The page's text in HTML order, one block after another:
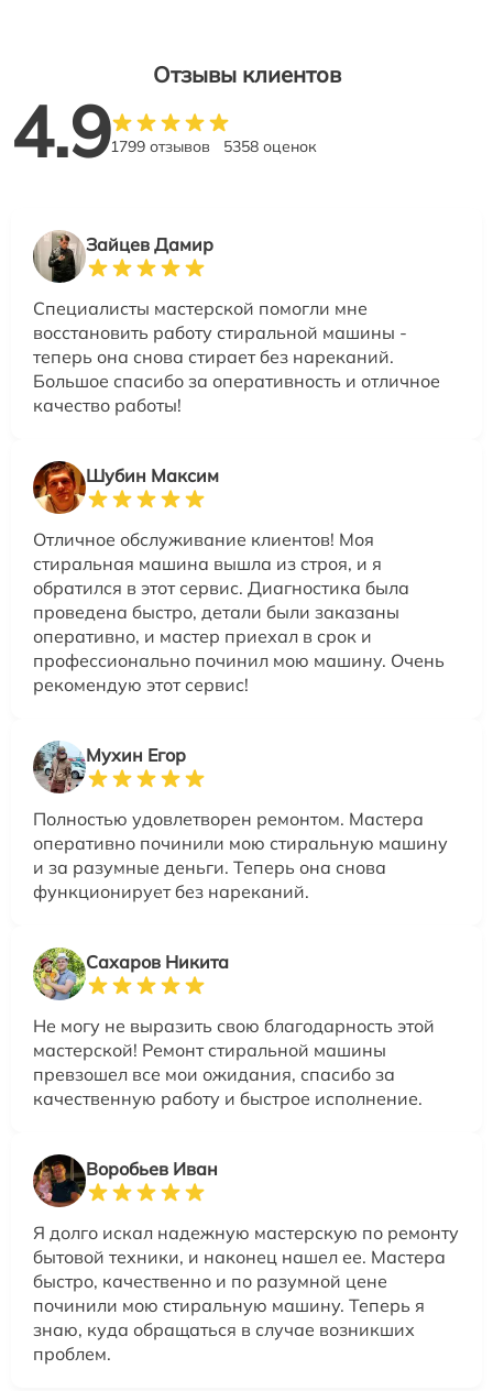
Отзывы клиентов
4.91799 отзывов 5358 оценок
Зайцев Дамир
Специалисты мастерской помогли мне
восстановить работу стиральной машины -
теперь она снова стирает без нареканий.
Большое спасибо за оперативность и отличное
качество работы!
Шубин Максим
Отличное обслуживание клиентов! Моя
стиральная машина вышла из строя, и я
обратился в этот сервис. Диагностика была
проведена быстро, детали были заказаны
оперативно, и мастер приехал в срок и
профессионально починил мою машину. Очень
рекомендую этот сервис!
Мухин Егор
Полностью удовлетворен ремонтом. Мастера
оперативно починили мою стиральную машину
и за разумные деньги. Теперь она снова
функционирует без нареканий.
Сахаров Никита
Не могу не выразить свою благодарность этой
мастерской! Ремонт стиральной машины
превзошел все мои ожидания, спасибо за
качественную работу и быстрое исполнение.
Воробьев Иван
Я долго искал надежную мастерскую по ремонту
бытовой техники, и наконец нашел ее. Мастера
быстро, качественно и по разумной цене
починили мою стиральную машину. Теперь я
знаю, куда обращаться в случае возникших
проблем.